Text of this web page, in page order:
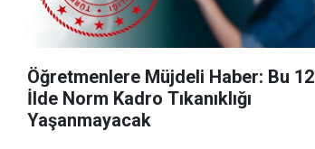
Öğretmenlere Müjdeli Haber: Bu 12
İlde Norm Kadro Tıkanıklığı
Yaşanmayacak